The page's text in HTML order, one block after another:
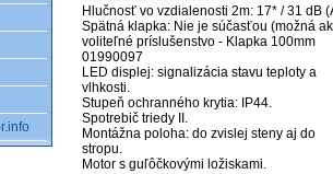
Hlučnosť vo vzdialenosti 2m: 17* / 31 dB
Spätná klapka: Nie je súčasťou (možná
voliteľné príslušenstvo - Klapka 100mm
01990097
LED displej: signalizácia stavu teploty a
vlhkosti.
Stupeň ochranného krytia: IP44.
Spotrebič triedy II.
Montážna poloha: do zvislej steny aj do
stropu.
Motor s guľôčkovými ložiskami.